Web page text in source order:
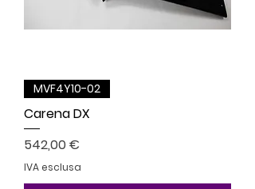
MVF4Y10-02
Carena DX
Prezzo
542,00 €
IVA esclusa